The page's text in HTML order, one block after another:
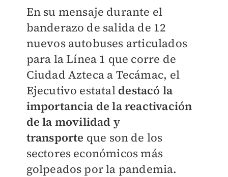
En su mensaje durante el
banderazo de salida de 12
nuevos autobuses articulados
para la Línea 1 que corre de
Ciudad Azteca a Tecámac, el
Ejecutivo estatal destacó la
importancia de la reactivación
de la movilidad y
transporte que son de los
sectores económicos más
golpeados por la pandemia.